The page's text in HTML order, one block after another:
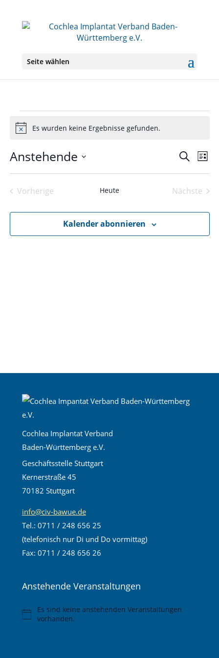
Seite wählen
Veranstaltungen
HinweisEs wurden keine Ergebnisse gefunden.
SucheListe
Anstehende
Datum
wählen.
Vorherige
Heute
Nächste
Kalender abonnieren
Cochlea Implantat Verband
Baden-Württemberg e.V.
Geschäftsstelle Stuttgart
Kernerstraße 45
70182 Stuttgart
info@civ-bawue.de
Tel.: 0711 / 248 656 25
(telefonisch nur Di und Do vormittag)
Fax: 0711 / 248 656 26
Anstehende Veranstaltungen
Hinweis
Es sind keine anstehenden Veranstaltungen
vorhanden.